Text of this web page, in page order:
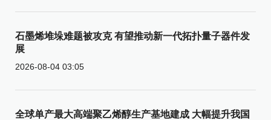
石墨烯堆垛难题被攻克 有望推动新一代拓扑量子器件发
展
2026-08-04 03:05
全球单产最大高端聚乙烯醇生产基地建成 大幅提升我国